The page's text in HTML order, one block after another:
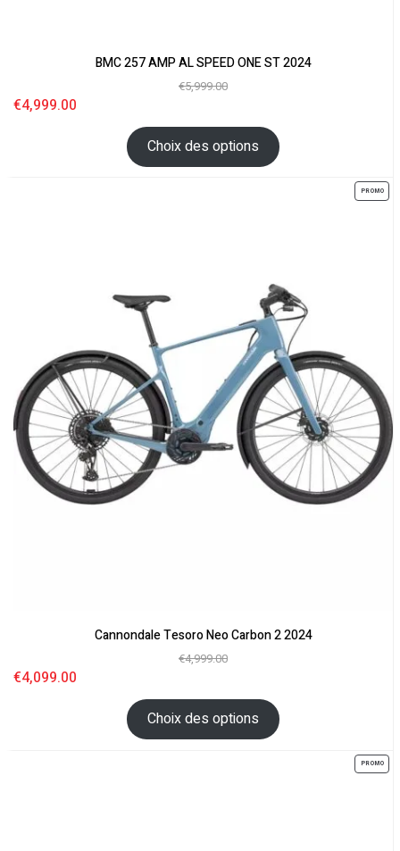
BMC 257 AMP AL SPEED ONE ST 2024
€5,999.00
€4,999.00
Choix des options
PROMO
Cannondale Tesoro Neo Carbon 2 2024
€4,999.00
€4,099.00
Choix des options
PROMO